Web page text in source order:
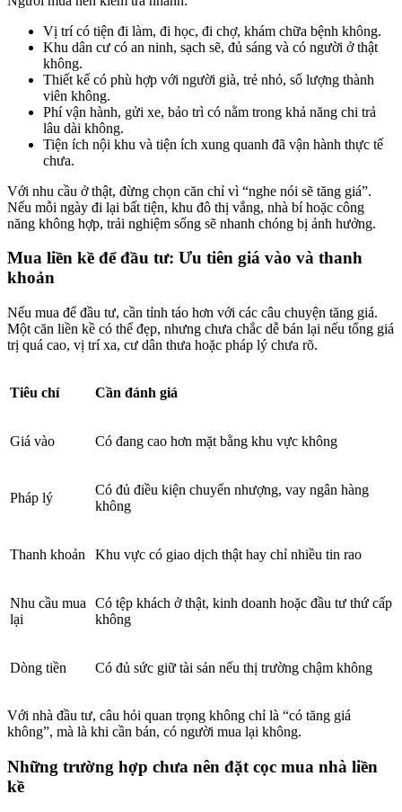
Vị trí có tiện đi làm, đi học, đi chợ, khám chữa bệnh không.
Khu dân cư có an ninh, sạch sẽ, đủ sáng và có người ở thật
không.
Thiết kế có phù hợp với người già, trẻ nhỏ, số lượng thành
viên không.
Phí vận hành, gửi xe, bảo trì có nằm trong khả năng chi trả
lâu dài không.
Tiện ích nội khu và tiện ích xung quanh đã vận hành thực tế
chưa.
Với nhu cầu ở thật, đừng chọn căn chỉ vì “nghe nói sẽ tăng giá”.
Nếu mỗi ngày đi lại bất tiện, khu đô thị vắng, nhà bí hoặc công
năng không hợp, trải nghiệm sống sẽ nhanh chóng bị ảnh hưởng.
Mua liền kề để đầu tư: Ưu tiên giá vào và thanh
khoản
Nếu mua để đầu tư, cần tỉnh táo hơn với các câu chuyện tăng giá.
Một căn liền kề có thể đẹp, nhưng chưa chắc dễ bán lại nếu tổng giá
trị quá cao, vị trí xa, cư dân thưa hoặc pháp lý chưa rõ.
Tiêu chí Cần đánh giá
Giá vào Có đang cao hơn mặt bằng khu vực không
Pháp lý
Có đủ điều kiện chuyển nhượng, vay ngân hàng
không
Thanh khoản Khu vực có giao dịch thật hay chỉ nhiều tin rao
Nhu cầu mua
lại
Có tệp khách ở thật, kinh doanh hoặc đầu tư thứ cấp
không
Dòng tiền Có đủ sức giữ tài sản nếu thị trường chậm không
Với nhà đầu tư, câu hỏi quan trọng không chỉ là “có tăng giá
không”, mà là khi cần bán, có người mua lại không.
Những trường hợp chưa nên đặt cọc mua nhà liền
kề